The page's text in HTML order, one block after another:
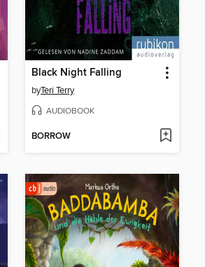
Black Night Falling
byTeri Terry
AUDIOBOOK
BORROW